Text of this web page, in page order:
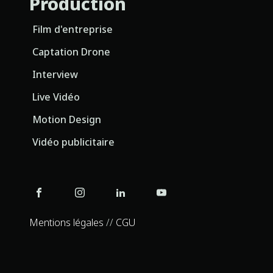
Film d'entreprise
Captation Drone
Interview
Live Vidéo
Motion Design
Vidéo publicitaire
Mentions légales // CGU